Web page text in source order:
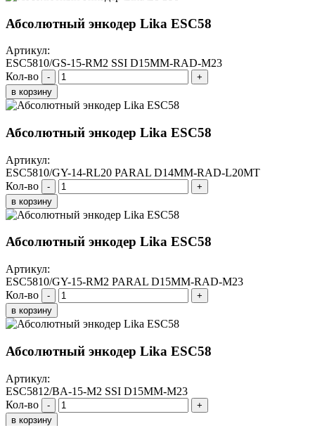
Абсолютный энкодер Lika ESC58
Артикул:
ESC5810/GS-15-RM2 SSI D15MM-RAD-M23
Кол-во
-
+
в корзину
Абсолютный энкодер Lika ESC58
Артикул:
ESC5810/GY-14-RL20 PARAL D14MM-RAD-L20MT
Кол-во
-
+
в корзину
Абсолютный энкодер Lika ESC58
Артикул:
ESC5810/GY-15-RM2 PARAL D15MM-RAD-M23
Кол-во
-
+
в корзину
Абсолютный энкодер Lika ESC58
Артикул:
ESC5812/BA-15-M2 SSI D15MM-M23
Кол-во
-
+
в корзину